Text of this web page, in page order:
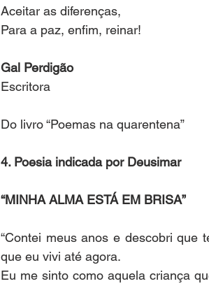
Aceitar as diferenças,
Para a paz, enfim, reinar!
Gal Perdigão
Escritora
Do livro “Poemas na quarentena”
4. Poesia indicada por Deusimar
“MINHA ALMA ESTÁ EM BRISA”
“Contei meus anos e descobri que
que eu vivi até agora.
Eu me sinto como aquela criança